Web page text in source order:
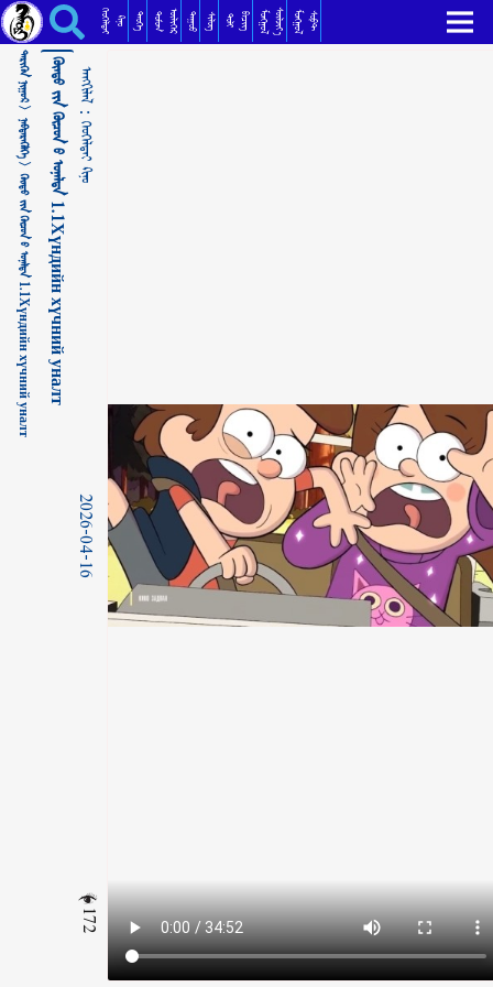
ᠬᠦᠨᠳᠦ ᠶ᠋ᠢᠨ ᠬᠦᠴᠦᠨ ᠦ᠌ ᠤᠨᠠᠯᠲᠠ 1.1Хүндийн хүчний уналт ᠬᠡᠤᠬᠡᠯᠳᠡᠢ ᠺᠢᠨᠣ᠋ ᠬᠡᠦᠬᠡᠯᠳᠡᠢ ᠺᠢᠨᠣ᠋ ᠲᠡᠦᠬᠡ ᠳᠣᠮᠣᠭ ᠥᠯᠢᠭᠡᠷ ᠳᠠᠭᠤᠤ ᠰᠢᠯᠦᠭ ᠲᠣᠯᠢ ᠪᠢᠴᠢᠭ ᠮᠣᠩᠭᠣᠯᠰᠦᠯᠵᠢᠶ᠎ᠡ ᠮᠣᠩᠭᠣᠯᠰᠣᠹᠲ
ᠲᠡᠷᠢᠭᠦᠨ ᠨᠢᠭᠤᠷ >
ᠨᠡᠪᠲᠡᠷᠡᠭᠦᠯᠭᠡ >
ᠬᠦᠨᠳᠦ ᠶ᠋ᠢᠨ ᠬᠦᠴᠦᠨ ᠦ᠌ ᠤᠨᠠᠯᠲᠠ 1.1Хүндийн хүчний уналтᠬᠦᠨᠳᠦ ᠶ᠋ᠢᠨ ᠬᠦᠴᠦᠨ ᠦ᠌ ᠤᠨᠠᠯᠲᠠ 1.1Хүндийн хүчний уналт ᠠᠩᠭᠢᠯᠠᠯ：
ᠬᠡᠤᠬᠡᠯᠳᠡᠢ ᠺᠢᠨᠣ᠋
2026-04-16
172